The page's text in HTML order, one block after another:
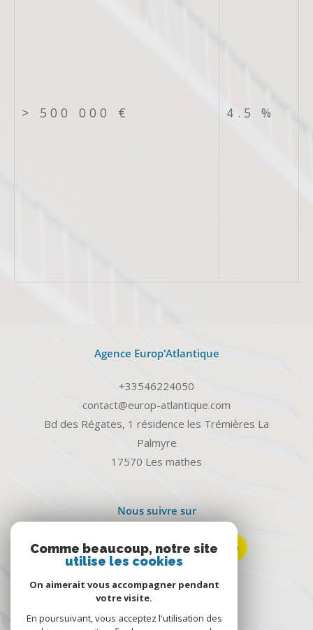
> 500 000 € 4.5 %
Agence Europ'Atlantique
+33546224050
contact@europ-atlantique.com
Bd des Régates, 1 résidence les Trémières La
Palmyre
17570
les mathes
Nous suivre sur
Comme beaucoup, notre site
utilise les cookies
On aimerait vous accompagner pendant
votre visite.
En poursuivant, vous acceptez l'utilisation des